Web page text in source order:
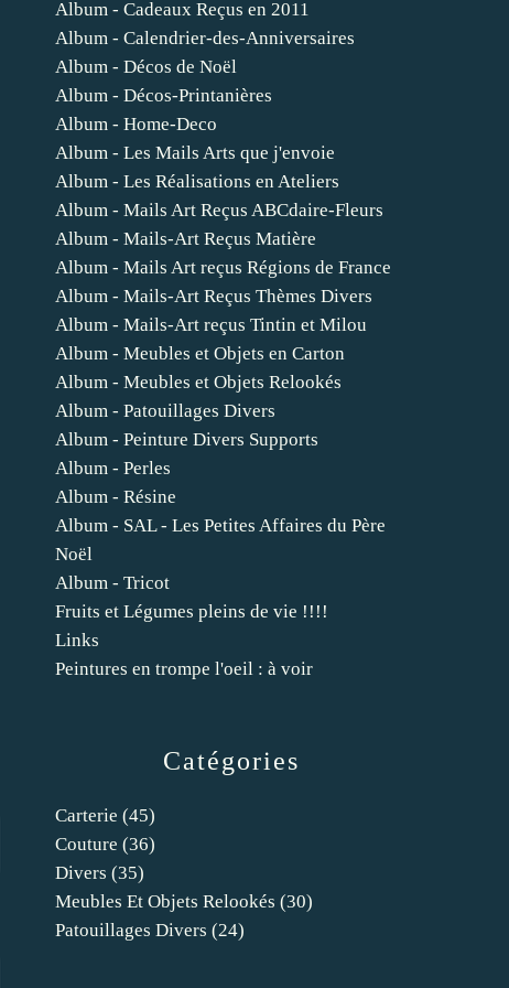
Catégories
Carterie (45)
Couture (36)
Divers (35)
Meubles Et Objets Relookés (30)
Patouillages Divers (24)
Album - Cadeaux Reçus en 2011
Album - Calendrier-des-Anniversaires
Album - Décos de Noël
Album - Décos-Printanières
Album - Home-Deco
Album - Les Mails Arts que j'envoie
Album - Les Réalisations en Ateliers
Album - Mails Art Reçus ABCdaire-Fleurs
Album - Mails-Art Reçus Matière
Album - Mails Art reçus Régions de France
Album - Mails-Art Reçus Thèmes Divers
Album - Mails-Art reçus Tintin et Milou
Album - Meubles et Objets en Carton
Album - Meubles et Objets Relookés
Album - Patouillages Divers
Album - Peinture Divers Supports
Album - Perles
Album - Résine
Album - SAL - Les Petites Affaires du Père
Noël
Album - Tricot
Fruits et Légumes pleins de vie !!!!
Links
Peintures en trompe l'oeil : à voir